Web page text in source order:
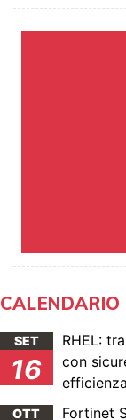
CALENDARIO
SET
16
RHEL:
con
efficienza
OTT Fortinet